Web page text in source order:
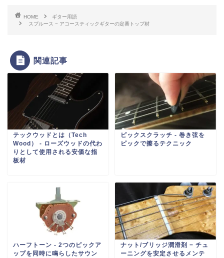
HOME
ギター用語
スプルース − アコースティックギターの定番トップ材
関連記事
テックウッドとは（Tech
Wood） ‐ ローズウッドの代わ
りとして使用される安価な指
板材
ピックスクラッチ ‐ 巻き弦を
ピックで擦るテクニック
ハーフトーン ‐ 2つのピックア
ップを同時に鳴らしたサウン
ナット/ブリッジ潤滑剤 − チュ
ーニングを安定させるメンテ